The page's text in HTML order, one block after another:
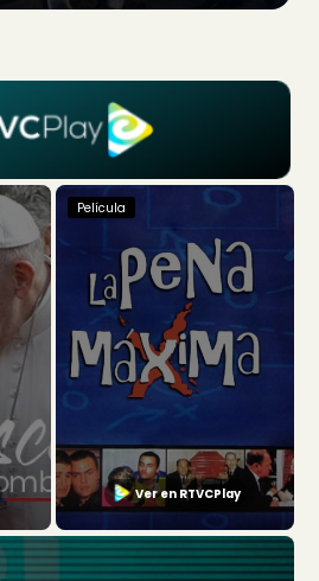
Película
Ver en RTVCPlay